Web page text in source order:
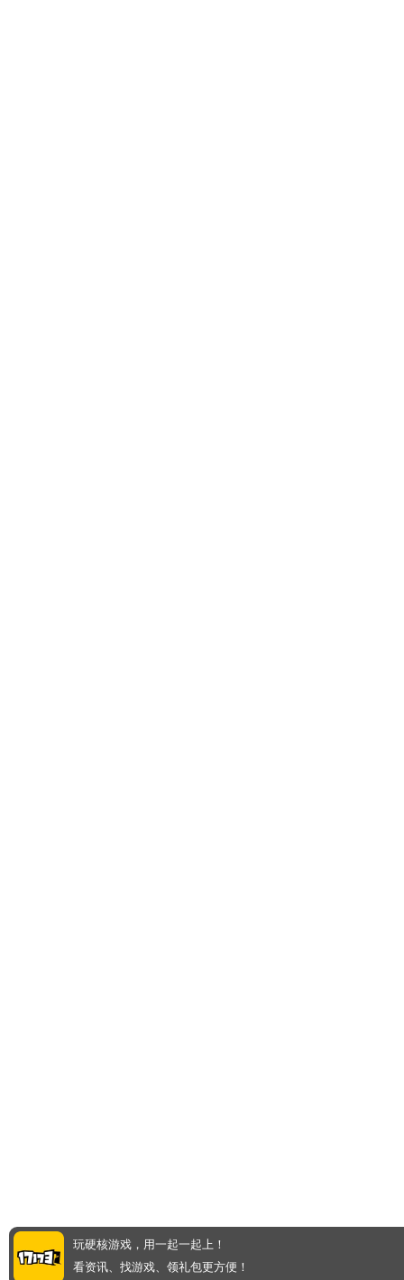
玩硬核游戏，用一起一起上！
看资讯、找游戏、领礼包更方便！